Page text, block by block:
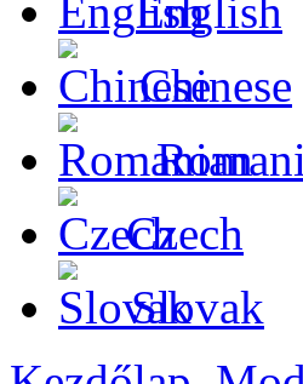
English
Chinese
Czech
Slovak